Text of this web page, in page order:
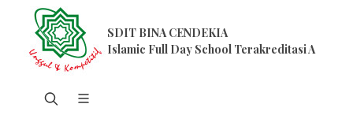
SDIT BINA CENDEKIA
Islamic Full Day School Terakreditasi A